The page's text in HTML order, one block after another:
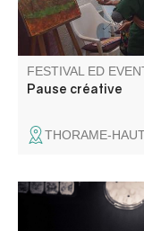
FESTIVAL ED
Pause créative
THORAME-
Dal tango